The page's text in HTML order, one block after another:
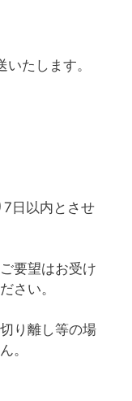
たします。
日以内とさせ
要望はお受け
さい。
り離し等の場
。